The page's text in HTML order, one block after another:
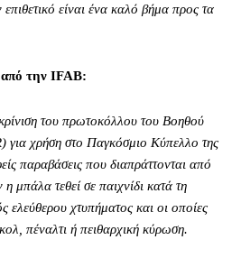
είναι ένα καλό βήμα προς τα
την IFAB:
του πρωτοκόλλου του Βοηθού
για χρήση στο Παγκόσμιο Κύπελλο της
παραβάσεις που διαπράττονται από
μπάλα τεθεί σε παιχνίδι κατά τη
ελεύθερου χτυπήματος και οι οποίες
πέναλτι ή πειθαρχική κύρωση.